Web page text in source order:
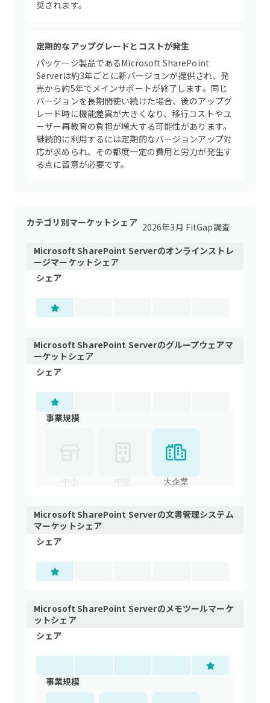
奨されます。
定期的なアップグレードとコストが発生
パッケージ製品であるMicrosoft SharePoint
Serverは約3年ごとに新バージョンが提供され、発
売から約5年でメインサポートが終了します。同じ
バージョンを長期間使い続けた場合、後のアップグ
レード時に機能差異が大きくなり、移行コストやユ
ーザー再教育の負担が増大する可能性があります。
継続的に利用するには定期的なバージョンアップ対
応が求められ、その都度一定の費用と労力が発生す
る点に留意が必要です。
カテゴリ別マーケットシェア 2026年3月 FitGap調査
Microsoft SharePoint Serverのオンラインストレ
ージマーケットシェア
シェア
Microsoft SharePoint Serverのグループウェアマ
ーケットシェア
シェア
事業規模
大企業
Microsoft SharePoint Serverの文書管理システム
マーケットシェア
シェア
Microsoft SharePoint Serverのメモツールマーケ
ットシェア
シェア
事業規模